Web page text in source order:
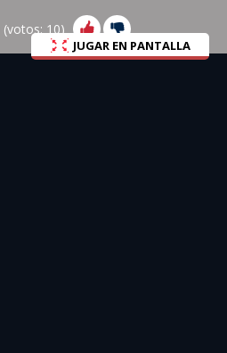
(votos:10)
JUGAR EN PANTALLA